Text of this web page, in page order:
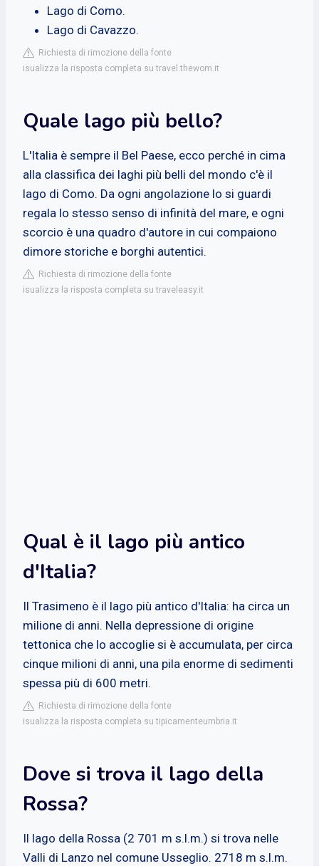
Lago di Como.
Lago di Cavazzo.
Richiesta di rimozione della fonte
isualizza la risposta completa su travel.thewom.it
Quale lago più bello?
L'Italia è sempre il Bel Paese, ecco perché in cima
alla classifica dei laghi più belli del mondo c'è il
lago di Como. Da ogni angolazione lo si guardi
regala lo stesso senso di infinità del mare, e ogni
scorcio è una quadro d'autore in cui compaiono
dimore storiche e borghi autentici.
Richiesta di rimozione della fonte
isualizza la risposta completa su traveleasy.it
Qual è il lago più antico
d'Italia?
Il Trasimeno è il lago più antico d'Italia: ha circa un
milione di anni. Nella depressione di origine
tettonica che lo accoglie si è accumulata, per circa
cinque milioni di anni, una pila enorme di sedimenti
spessa più di 600 metri.
Richiesta di rimozione della fonte
isualizza la risposta completa su tipicamenteumbria.it
Dove si trova il lago della
Rossa?
Il lago della Rossa (2 701 m s.l.m.) si trova nelle
Valli di Lanzo nel comune Usseglio. 2718 m s.l.m.